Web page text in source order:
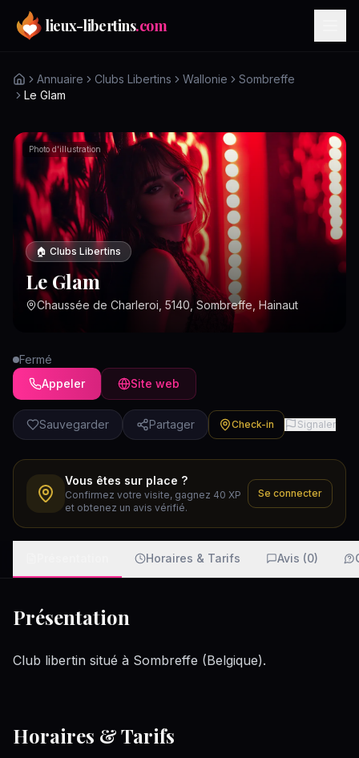
Aller au contenu principal
lieux-libertins.com
Annuaire Clubs Libertins Wallonie
Sombreffe
Le Glam
Photo d'illustration
🏠 Clubs Libertins
Le Glam
Chaussée de Charleroi, 5140, Sombreffe, Hainaut
Fermé
Appeler
Site web
Sauvegarder Partager Check-in Signaler
Vous êtes sur place ?
Confirmez votre visite, gagnez 40 XP
et obtenez un avis vérifié.
Se connecter
Horaires & Tarifs Avis (0)
Présentation
Club libertin situé à Sombreffe (Belgique).
Horaires & Tarifs